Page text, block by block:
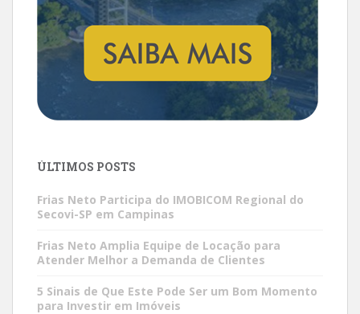
ÚLTIMOS POSTS
Frias Neto Participa do IMOBICOM Regional do
Secovi-SP em Campinas
Frias Neto Amplia Equipe de Locação para
Atender Melhor a Demanda de Clientes
5 Sinais de Que Este Pode Ser um Bom Momento
para Investir em Imóveis